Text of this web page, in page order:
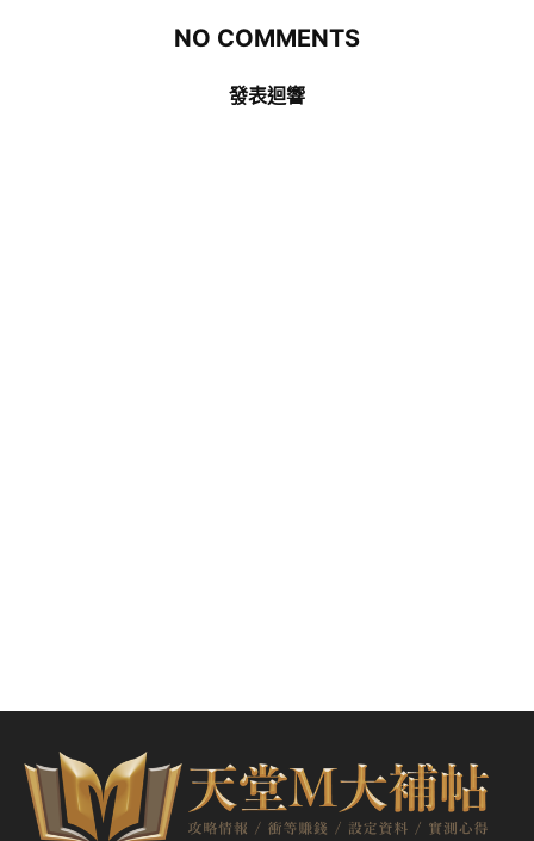
NO COMMENTS
發表迴響